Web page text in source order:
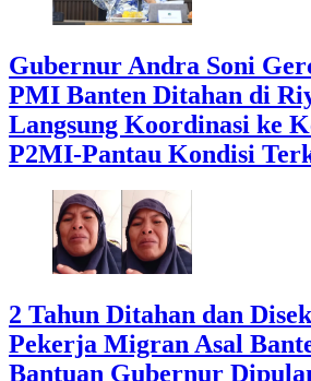
Gubernur Andra Soni
PMI Banten Ditahan di
Langsung Koordinasi ke
P2MI-Pantau Kondisi
2 Tahun Ditahan dan
Pekerja Migran Asal
Bantuan Gubernur